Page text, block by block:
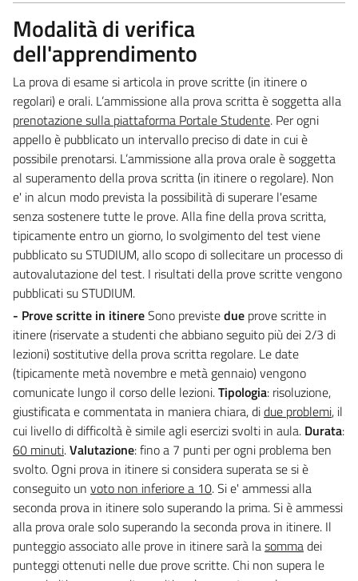
Modalità di verifica
dell'apprendimento
La prova di esame si articola in prove scritte (in itinere o
regolari) e orali. L’ammissione alla prova scritta è soggetta alla
prenotazione sulla piattaforma Portale Studente. Per ogni
appello è pubblicato un intervallo preciso di date in cui è
possibile prenotarsi. L’ammissione alla prova orale è soggetta
al superamento della prova scritta (in itinere o regolare). Non
e' in alcun modo prevista la possibilità di superare l'esame
senza sostenere tutte le prove. Alla fine della prova scritta,
tipicamente entro un giorno, lo svolgimento del test viene
pubblicato su STUDIUM, allo scopo di sollecitare un processo di
autovalutazione del test. I risultati della prove scritte vengono
pubblicati su STUDIUM.
- Prove scritte in itinereSono previstedue prove scritte in
itinere (riservate a studenti che abbiano seguito più dei 2/3 di
lezioni) sostitutive della prova scritta regolare. Le date
(tipicamente metà novembre e metà gennaio) vengono
comunicate lungo il corso delle lezioni.Tipologia: risoluzione,
giustificata e commentata in maniera chiara, didue problemi, il
cui livello di difficoltà è simile agli esercizi svolti in aula. Durata:
60 minuti.Valutazione: fino a 7 punti per ogni problema ben
svolto. Ogni prova in itinere si considera superata se si è
conseguito un voto non inferiore a 10. Si e' ammessi alla
seconda prova in itinere solo superando la prima. Si è ammessi
alla prova orale solo superando la seconda prova in itinere. Il
punteggio associato alle prove in itinere sarà lasommadei
punteggi ottenuti nelle due prove scritte. Chi non supera le